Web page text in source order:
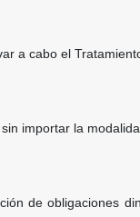
a cabo el
importar la
de obligaciones